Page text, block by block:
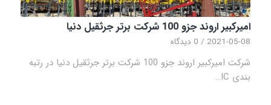
امیرکبیر اروند جزو 100 شرکت برتر جرثقیل دنیا
2021-05-08
/ 0 دیدگاه
شرکت امیرکبیر اروند جزو 100 شرکت برتر جرثقیل دنیا در رتبه
بندی IC…